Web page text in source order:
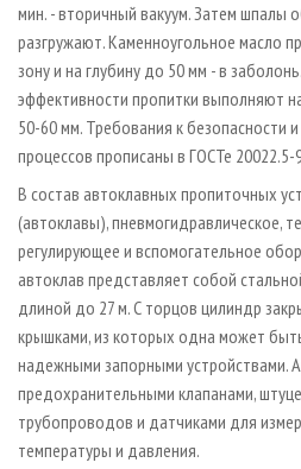
мин. - вторичный вакуум. Затем шпалы
разгружают. Каменноугольное масло
зону и на глубину до 50 мм - в
эффективности пропитки выполняют
50-60 мм. Требования к безопасности
процессов прописаны в ГОСТе 20022.5-
В состав автоклавных пропиточных
(автоклавы), пневмогидравлическое,
регулирующее и вспомогательное
автоклав представляет собой
длиной до 27 м. С торцов цилиндр
крышками, из которых одна может
надежными запорными устройствами.
предохранительными клапанами,
трубопроводов и датчиками для
температуры и давления.